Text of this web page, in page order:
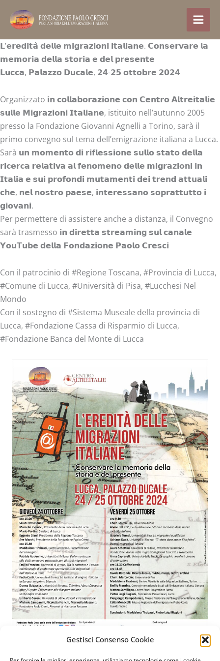
Gestisci Consenso Cookie
content
𝗟’𝗲𝗿𝗲𝗱𝗶𝘁𝗮̀ 𝗱𝗲𝗹𝗹𝗲 𝗺𝗶𝗴𝗿𝗮𝘇𝗶𝗼𝗻𝗶 𝗶𝘁𝗮𝗹𝗶𝗮𝗻𝗲. 𝗖𝗼𝗻𝘀𝗲𝗿𝘃𝗮𝗿𝗲 𝗹𝗮
𝗺𝗲𝗺𝗼𝗿𝗶𝗮 𝗱𝗲𝗹𝗹𝗮 𝘀𝘁𝗼𝗿𝗶𝗮 𝗲 𝗱𝗲𝗹 𝗽𝗿𝗲𝘀𝗲𝗻𝘁𝗲
𝗟𝘂𝗰𝗰𝗮, 𝗣𝗮𝗹𝗮𝘇𝘇𝗼 𝗗𝘂𝗰𝗮𝗹𝗲, 𝟮𝟰-𝟮𝟱 𝗼𝘁𝘁𝗼𝗯𝗿𝗲 𝟮𝟬𝟮𝟰
Organizzato 𝗶𝗻 𝗰𝗼𝗹𝗹𝗮𝗯𝗼𝗿𝗮𝘇𝗶𝗼𝗻𝗲 𝗰𝗼𝗻 𝗖𝗲𝗻𝘁𝗿𝗼 𝗔𝗹𝘁𝗿𝗲𝗶𝘁𝗮𝗹𝗶𝗲
𝘀𝘂𝗹𝗹𝗲 𝗠𝗶𝗴𝗿𝗮𝘇𝗶𝗼𝗻𝗶 𝗜𝘁𝗮𝗹𝗶𝗮𝗻𝗲, istituito nell’autunno 2005
presso la Fondazione Giovanni Agnelli a Torino, sarà il
primo convegno sul tema dell’emigrazione italiana a Lucca.
Sarà 𝘂𝗻 𝗺𝗼𝗺𝗲𝗻𝘁𝗼 𝗱𝗶 𝗿𝗶𝗳𝗹𝗲𝘀𝘀𝗶𝗼𝗻𝗲 𝘀𝘂𝗹𝗹𝗼 𝘀𝘁𝗮𝘁𝗼 𝗱𝗲𝗹𝗹𝗮
𝗿𝗶𝗰𝗲𝗿𝗰𝗮 𝗿𝗲𝗹𝗮𝘁𝗶𝘃𝗮 𝗮𝗹 𝗳𝗲𝗻𝗼𝗺𝗲𝗻𝗼 𝗱𝗲𝗹𝗹𝗲 𝗺𝗶𝗴𝗿𝗮𝘇𝗶𝗼𝗻𝗶 𝗶𝗻
𝗜𝘁𝗮𝗹𝗶𝗮 𝗲 𝘀𝘂𝗶 𝗽𝗿𝗼𝗳𝗼𝗻𝗱𝗶 𝗺𝘂𝘁𝗮𝗺𝗲𝗻𝘁𝗶 𝗱𝗲𝗶 𝘁𝗿𝗲𝗻𝗱 𝗮𝘁𝘁𝘂𝗮𝗹𝗶
𝗰𝗵𝗲, 𝗻𝗲𝗹 𝗻𝗼𝘀𝘁𝗿𝗼 𝗽𝗮𝗲𝘀𝗲, 𝗶𝗻𝘁𝗲𝗿𝗲𝘀𝘀𝗮𝗻𝗼 𝘀𝗼𝗽𝗿𝗮𝘁𝘁𝘂𝘁𝘁𝗼 𝗶
𝗴𝗶𝗼𝘃𝗮𝗻𝗶.
Per permettere di assistere anche a distanza, il Convegno
sarà trasmesso 𝗶𝗻 𝗱𝗶𝗿𝗲𝘁𝘁𝗮 𝘀𝘁𝗿𝗲𝗮𝗺𝗶𝗻𝗴 𝘀𝘂𝗹 𝗰𝗮𝗻𝗮𝗹𝗲
𝗬𝗼𝘂𝗧𝘂𝗯𝗲 𝗱𝗲𝗹𝗹𝗮 𝗙𝗼𝗻𝗱𝗮𝘇𝗶𝗼𝗻𝗲 𝗣𝗮𝗼𝗹𝗼 𝗖𝗿𝗲𝘀𝗰𝗶
Con il patrocinio di #Regione Toscana, #Provincia di Lucca,
#Comune di Lucca, #Università di Pisa, #Lucchesi Nel
Mondo
Con il sostegno di #Sistema Museale della provincia di
Lucca, #Fondazione Cassa di Risparmio di Lucca,
#Fondazione Banca del Monte di Lucca